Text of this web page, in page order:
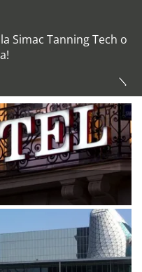
Simac Tanning Tech o